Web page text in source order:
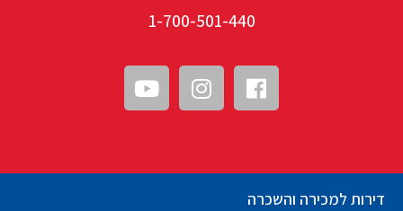
1-700-501-440
דירות למכירה והשכרה